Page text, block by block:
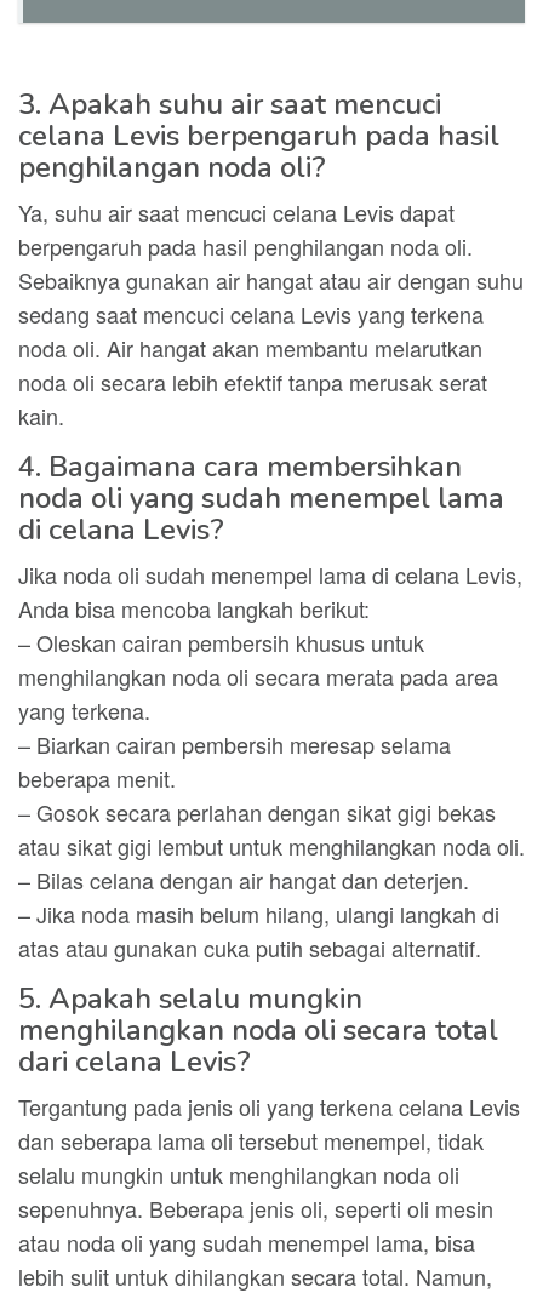
3. Apakah suhu air saat mencuci
celana Levis berpengaruh pada hasil
penghilangan noda oli?
Ya, suhu air saat mencuci celana Levis dapat
berpengaruh pada hasil penghilangan noda oli.
Sebaiknya gunakan air hangat atau air dengan suhu
sedang saat mencuci celana Levis yang terkena
noda oli. Air hangat akan membantu melarutkan
noda oli secara lebih efektif tanpa merusak serat
kain.
4. Bagaimana cara membersihkan
noda oli yang sudah menempel lama
di celana Levis?
Jika noda oli sudah menempel lama di celana Levis,
Anda bisa mencoba langkah berikut:
– Oleskan cairan pembersih khusus untuk
menghilangkan noda oli secara merata pada area
yang terkena.
– Biarkan cairan pembersih meresap selama
beberapa menit.
– Gosok secara perlahan dengan sikat gigi bekas
atau sikat gigi lembut untuk menghilangkan noda oli.
– Bilas celana dengan air hangat dan deterjen.
– Jika noda masih belum hilang, ulangi langkah di
atas atau gunakan cuka putih sebagai alternatif.
5. Apakah selalu mungkin
menghilangkan noda oli secara total
dari celana Levis?
Tergantung pada jenis oli yang terkena celana Levis
dan seberapa lama oli tersebut menempel, tidak
selalu mungkin untuk menghilangkan noda oli
sepenuhnya. Beberapa jenis oli, seperti oli mesin
atau noda oli yang sudah menempel lama, bisa
lebih sulit untuk dihilangkan secara total. Namun,